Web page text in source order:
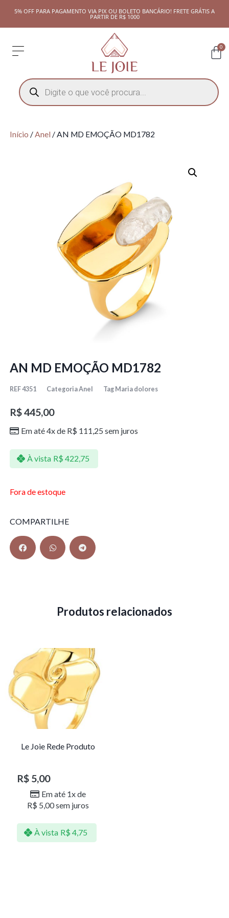
5% OFF PARA PAGAMENTO VIA PIX OU BOLETO BANCÁRIO! FRETE GRÁTIS A
PARTIR DE R$ 1000
0
Início /Anel / AN MD EMOÇÃO MD1782
AN MD EMOÇÃO MD1782
REF4351 CategoriaAnel Tag Maria dolores
R$445,00
Em até 4x de R$ 111,25 sem juros
À vista R$ 422,75
Fora de estoque
COMPARTILHE
Produtos relacionados
Le Joie Rede Produto
R$ 5,00
Em até 1x de
R$ 5,00sem juros
À vista R$ 4,75